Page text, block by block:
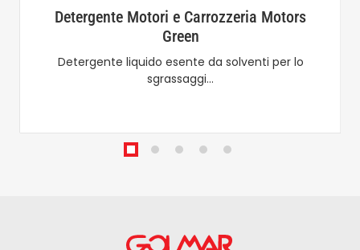
Detergente Motori e Carrozzeria Motors
Green
Detergente liquido esente da solventi per lo
sgrassaggi…